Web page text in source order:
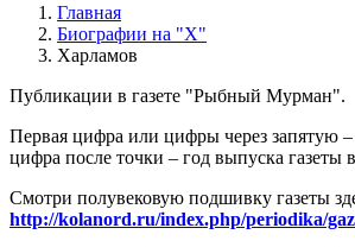
Главная
Биографии на "Х"
Харламов
Публикации в газете "Рыбный Мурман".
Первая цифра или цифры через запятую –
цифра после точки – год выпуска
Смотри полувековую подшивку газеты
http://kolanord.ru/index.php/periodika/